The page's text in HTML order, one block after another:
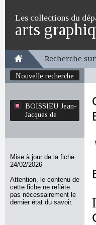
Les collections du
arts
Recherche
Nouvelle recherche
BOISSIEU Jean-
Jacques de
Mise à jour de la fiche
24/02/2026
Attention, le contenu de
cette fiche ne reflète
pas nécessairement le
dernier état du savoir.